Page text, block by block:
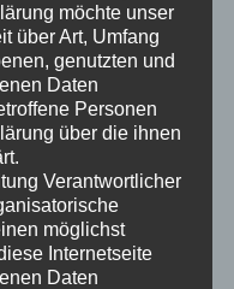
Internetseite – wo
Sie möchten, sage ich
befindet.
Gemeinsam finden wir
Ihrem Geldbeutel passt.
übrigbleibt in die
Anlage in Ihre Zukunft
möchte unser
über Art, Umfang
genutzten und
Daten
Personen
über die ihnen
Verantwortlicher
möglichst
Internetseite
Daten